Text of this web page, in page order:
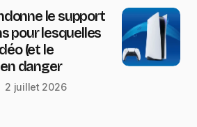
le support
pour lesquelles
(et le
danger
2 juillet 2026